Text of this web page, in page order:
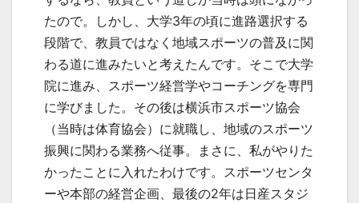
たので。しかし、大学3年の頃に進路選択する
段階で、教員ではなく地域スポーツの普及に関
わる道に進みたいと考えたんです。そこで大学
院に進み、スポーツ経営学やコーチングを専門
に学びました。その後は横浜市スポーツ協会
（当時は体育協会）に就職し、地域のスポーツ
振興に関わる業務へ従事。まさに、私がやりた
かったことに入れたわけです。スポーツセンタ
ーや本部の経営企画、最後の2年は日産スタジ